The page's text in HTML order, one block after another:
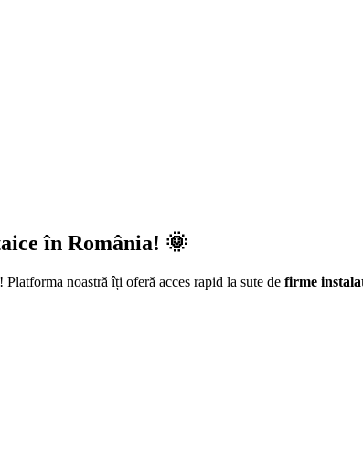
în România! 🌞
noastră îți oferă acces rapid la sute de firme